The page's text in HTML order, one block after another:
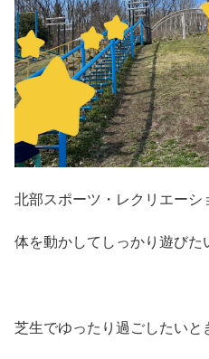
北部スポーツ・レクリエーシ
体を動かしてしっかり遊びた
芝生でゆったり過ごしたいと